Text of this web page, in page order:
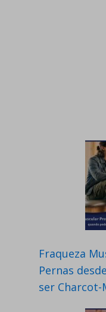
Fraqueza
Pernas
ser